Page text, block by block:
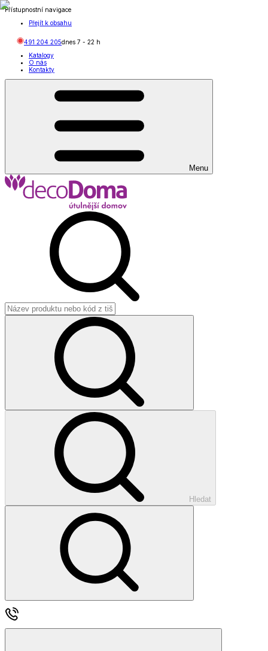
Přístupnostní navigace
Přejít k obsahu
491 204 205dnes 7 - 22 h
Katalogy
O nás
Kontakty
Menu
Hledat